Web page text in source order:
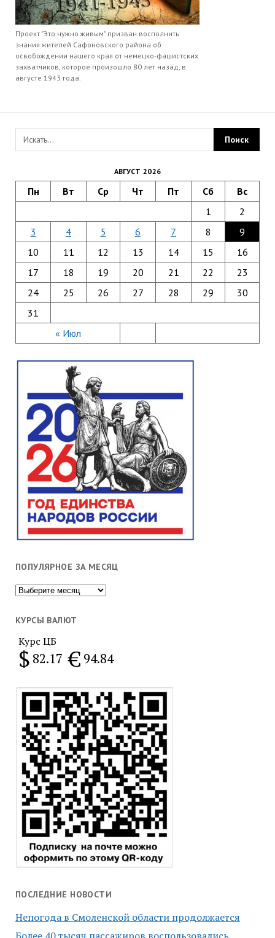
Проект "Это нужно живым" призван восполнить
знания жителей Сафоновского района об
освобождении нашего края от немецко-фашистских
захватчиков, которое произошло 80 лет назад, в
августе 1943 года.
АВГУСТ 2026
Пн Вт Ср Чт Пт Сб Вс
« Июл
1
2
3
4 5 6 7 8
9
10
11 12 13 14 15
16
17
18 19 20 21 22
23
24
25 26 27 28 29
30
31
ПОПУЛЯРНОЕ ЗА МЕСЯЦ
Популярное
месяц
КУРСЫ ВАЛЮТ
Курс ЦБ
$ 82.17 € 94.84
ПОСЛЕДНИЕ НОВОСТИ
Непогода в Смоленской области продолжается